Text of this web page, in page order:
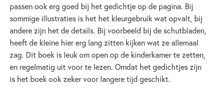
passen ook erg goed bij het gedichtje op de pagina. Bij
sommige illustraties is het het kleurgebruik wat opvalt, bij
andere zijn het de details. Bij voorbeeld bij de schutbladen,
heeft de kleine hier erg lang zitten kijken wat ze allemaal
zag. Dit boek is leuk om open op de kinderkamer te zetten,
en regelmatig uit voor te lezen. Omdat het gedichtjes zijn
is het boek ook zeker voor langere tijd geschikt.